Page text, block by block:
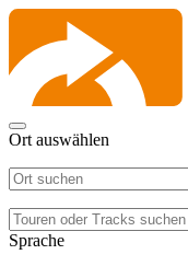
Ort auswählen
Sprache